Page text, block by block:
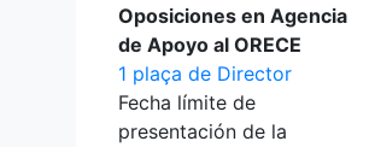
Oposiciones en Agencia
de Apoyo al ORECE
1 plaça de Director
Fecha límite de
presentación de la